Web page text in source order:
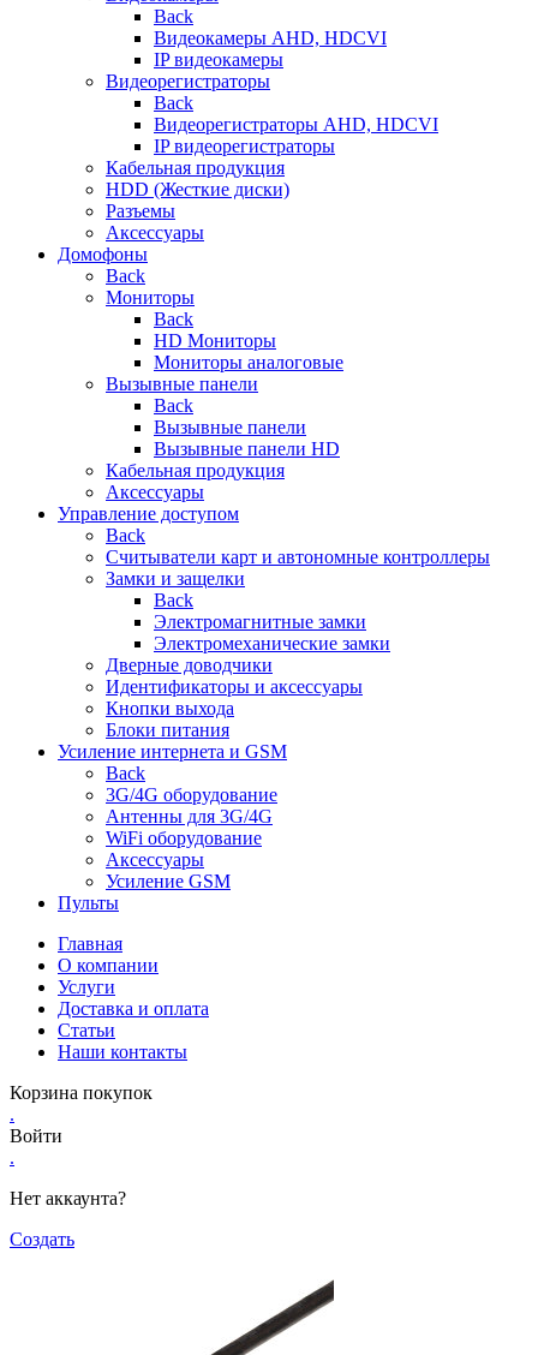
Back
Видеокамеры AHD, HDCVI
IP видеокамеры
Видеорегистраторы
Back
Видеорегистраторы AHD, HDCVI
IP видеорегистраторы
Кабельная продукция
HDD (Жесткие диски)
Разъемы
Аксессуары
Домофоны
Back
Мониторы
Back
HD Мониторы
Мониторы аналоговые
Вызывные панели
Back
Вызывные панели
Вызывные панели HD
Кабельная продукция
Аксессуары
Управление доступом
Back
Считыватели карт и автономные контроллеры
Замки и защелки
Back
Электромагнитные замки
Электромеханические замки
Дверные доводчики
Идентификаторы и аксессуары
Кнопки выхода
Блоки питания
Усиление интернета и GSM
Back
3G/4G оборудование
Антенны для 3G/4G
WiFi оборудование
Аксессуары
Усиление GSM
Пульты
Главная
О компании
Услуги
Доставка и оплата
Статьи
Наши контакты
Корзина покупок
.
Войти
.
Нет аккаунта?
Создать